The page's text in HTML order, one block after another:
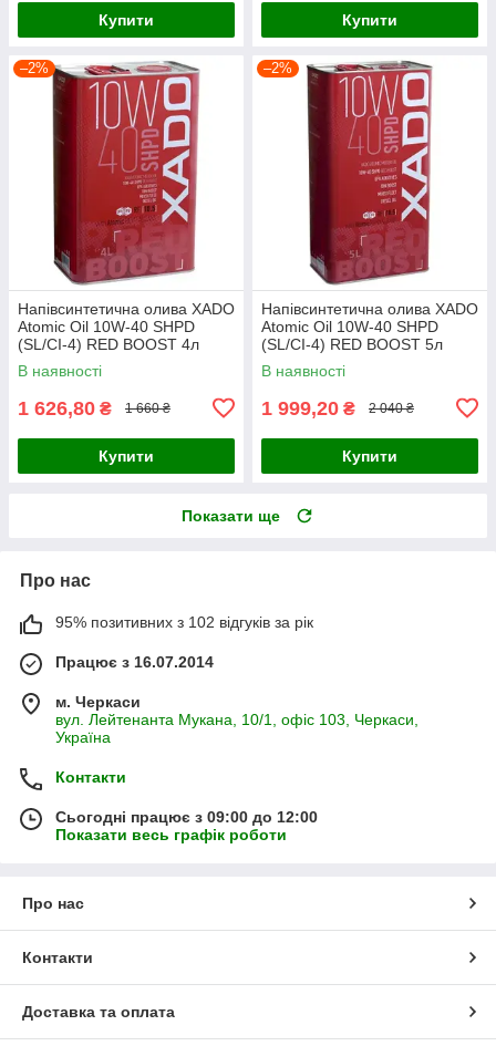
Купити Купити
–2%
Напівсинтетична олива XADO
Atomic Oil 10W-40 SHPD
(SL/CI-4) RED BOOST 4л
В наявності
1 626,80 ₴ 1 660 ₴
Купити
–2%
Напівсинтетична олива XADO
Atomic Oil 10W-40 SHPD
(SL/CI-4) RED BOOST 5л
В наявності
1 999,20 ₴ 2 040 ₴
Купити
Показати ще
Про нас
95% позитивних з 102 відгуків за рік
Працює з 16.07.2014
м. Черкаси
вул. Лейтенанта Мукана, 10/1, офіс 103, Черкаси,
Україна
Контакти
Сьогодні працює з 09:00 до 12:00
Показати весь графік роботи
Про нас
Контакти
Доставка та оплата